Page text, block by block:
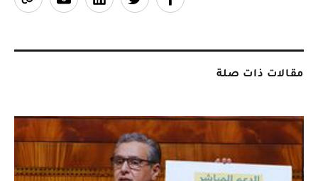
مقالات ذات صلة